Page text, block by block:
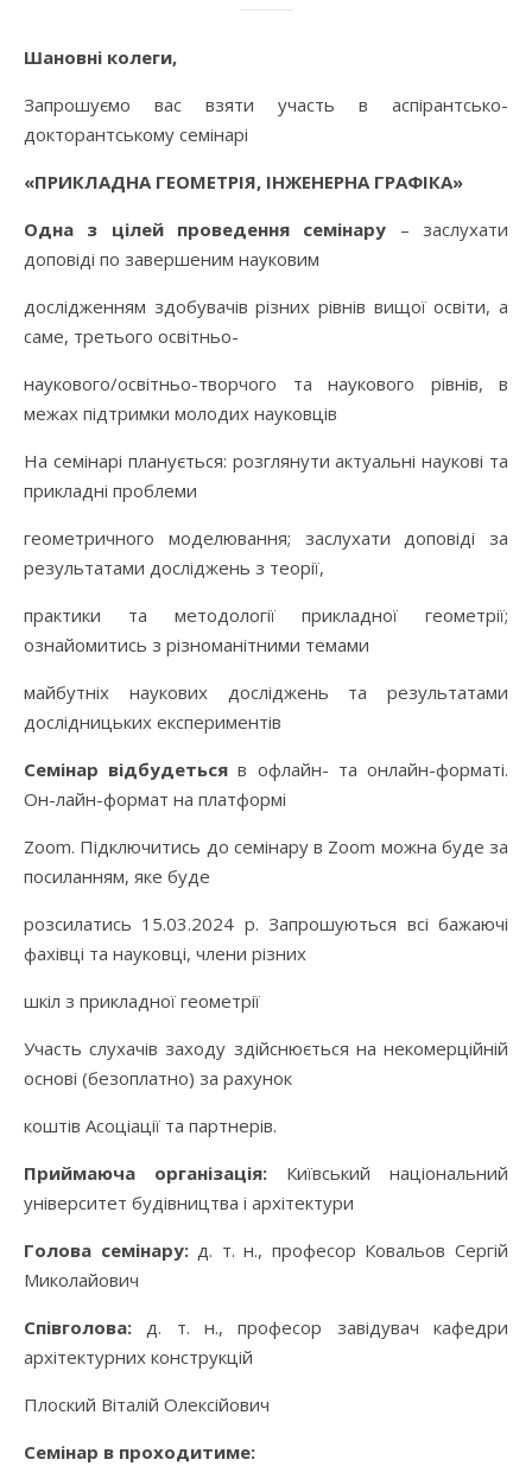
Шановні колеги,
Запрошуємо вас взяти участь в аспірантсько-
докторантському семінарі
«ПРИКЛАДНА ГЕОМЕТРІЯ, ІНЖЕНЕРНА ГРАФІКА»
Одна з цілей проведення семінару – заслухати
доповіді по завершеним науковим
дослідженням здобувачів різних рівнів вищої освіти, а
саме, третього освітньо-
наукового/освітньо-творчого та наукового рівнів, в
межах підтримки молодих науковців
На семінарі планується: розглянути актуальні наукові та
прикладні проблеми
геометричного моделювання; заслухати доповіді за
результатами досліджень з теорії,
практики та методології прикладної геометрії;
ознайомитись з різноманітними темами
майбутніх наукових досліджень та результатами
дослідницьких експериментів
Семінар відбудеться в офлайн- та онлайн-форматі.
Он-лайн-формат на платформі
Zoom. Підключитись до семінару в Zoom можна буде за
посиланням, яке буде
розсилатись 15.03.2024 р. Запрошуються всі бажаючі
фахівці та науковці, члени різних
шкіл з прикладної геометрії
Участь слухачів заходу здійснюється на некомерційній
основі (безоплатно) за рахунок
коштів Асоціації та партнерів.
Приймаюча організація: Київський національний
університет будівництва і архітектури
Голова семінару:д. т. н., професор Ковальов Сергій
Миколайович
Співголова:д. т. н., професор завідувач кафедри
архітектурних конструкцій
Плоский Віталій Олексійович
Семінар в проходитиме: